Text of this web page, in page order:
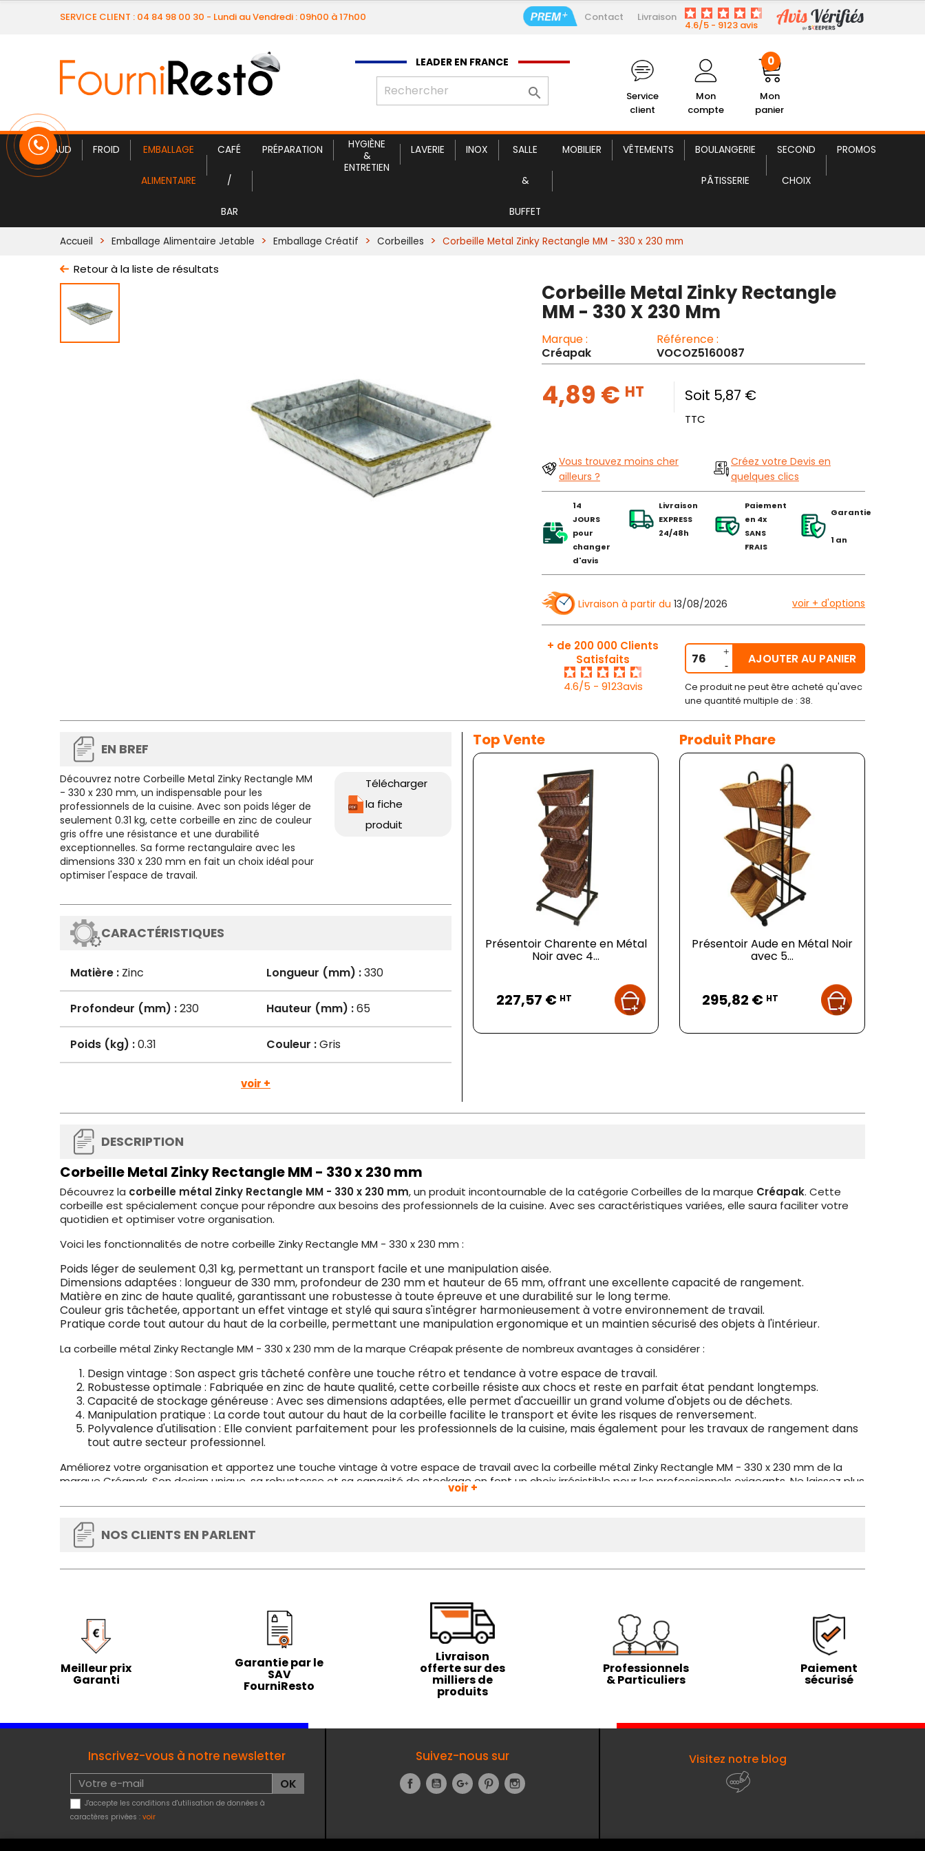
SERVICE CLIENT : 04 84 98 00 30 - Lundi au Vendredi : 09h00 à 17h00 Contact Livraison
4.6/5 - 9123 avis
LEADER EN FRANCE

Service
client
Mon
compte
Mon
panier
0
CHAUD FROID EMBALLAGE
ALIMENTAIRE
CAFÉ
/
BAR
PRÉPARATION
HYGIÈNE
&
ENTRETIEN
LAVERIE INOX SALLE
&
BUFFET
MOBILIER VÊTEMENTS BOULANGERIE
PÂTISSERIE
SECOND
CHOIX
PROMOS
Corbeille Metal Zinky Rectangle MM 4,89 € HT
Accueil Emballage Alimentaire Jetable Emballage Créatif Corbeilles Corbeille Metal Zinky Rectangle MM - 330 x 230 mm
Retour à la liste de résultats
Corbeille Metal Zinky Rectangle
MM - 330 X 230 Mm
Marque :
Créapak
Référence :
VOCOZ5160087
4,89 € HT Soit 5,87 €
TTC
Vous trouvez moins cher
ailleurs ?
Créez votre Devis en
quelques clics
14
JOURS
pour
changer
d'avis
Livraison
EXPRESS
24/48h
Paiement
en 4x
SANS
FRAIS
Garantie
1 an
Livraison à partir du 13/08/2026 voir + d'options
+ de 200 000 Clients
Satisfaits
4.6/5 - 9123avis
AJOUTER AU PANIER
Ce produit ne peut être acheté qu'avec
une quantité multiple de : 38.
EN BREF
Découvrez notre Corbeille Metal Zinky Rectangle MM
- 330 x 230 mm, un indispensable pour les
professionnels de la cuisine. Avec son poids léger de
seulement 0.31 kg, cette corbeille en zinc de couleur
gris offre une résistance et une durabilité
exceptionnelles. Sa forme rectangulaire avec les
dimensions 330 x 230 mm en fait un choix idéal pour
optimiser l'espace de travail.
Télécharger
la fiche
produit
CARACTÉRISTIQUES
Matière : Zinc Longueur (mm) :330
Profondeur (mm) :230 Hauteur (mm) :65
Poids (kg) :0.31 Couleur :Gris
voir +
Top Vente
Présentoir Charente en Métal
Noir avec 4...
227,57 € HT
Produit Phare
Présentoir Aude en Métal Noir
avec 5...
295,82 € HT
DESCRIPTION
Corbeille Metal Zinky Rectangle MM - 330 x 230 mm
Découvrez la corbeille métal Zinky Rectangle MM - 330 x 230 mm, un produit incontournable de la catégorie Corbeilles de la marque Créapak. Cette
corbeille est spécialement conçue pour répondre aux besoins des professionnels de la cuisine. Avec ses caractéristiques variées, elle saura faciliter votre
quotidien et optimiser votre organisation.
Voici les fonctionnalités de notre corbeille Zinky Rectangle MM - 330 x 230 mm :
Poids léger de seulement 0,31 kg, permettant un transport facile et une manipulation aisée.
Dimensions adaptées : longueur de 330 mm, profondeur de 230 mm et hauteur de 65 mm, offrant une excellente capacité de rangement.
Matière en zinc de haute qualité, garantissant une robustesse à toute épreuve et une durabilité sur le long terme.
Couleur gris tâchetée, apportant un effet vintage et stylé qui saura s'intégrer harmonieusement à votre environnement de travail.
Pratique corde tout autour du haut de la corbeille, permettant une manipulation ergonomique et un maintien sécurisé des objets à l'intérieur.
La corbeille métal Zinky Rectangle MM - 330 x 230 mm de la marque Créapak présente de nombreux avantages à considérer :
Design vintage : Son aspect gris tâcheté confère une touche rétro et tendance à votre espace de travail.
Robustesse optimale : Fabriquée en zinc de haute qualité, cette corbeille résiste aux chocs et reste en parfait état pendant longtemps.
Capacité de stockage généreuse : Avec ses dimensions adaptées, elle permet d'accueillir un grand volume d'objets ou de déchets.
Manipulation pratique : La corde tout autour du haut de la corbeille facilite le transport et évite les risques de renversement.
Polyvalence d'utilisation : Elle convient parfaitement pour les professionnels de la cuisine, mais également pour les travaux de rangement dans
tout autre secteur professionnel.
Améliorez votre organisation et apportez une touche vintage à votre espace de travail avec la corbeille métal Zinky Rectangle MM - 330 x 230 mm de la
marque Créapak. Son design unique, sa robustesse et sa capacité de stockage en font un choix irrésistible pour les professionnels exigeants. Ne laissez plus
rien trainer et optez pour cette corbeille pratique et esthétique dès maintenant !
voir +
NOS CLIENTS EN PARLENT
Meilleur prix
Garanti
Garantie par le
SAV
FourniResto
Livraison
offerte sur des
milliers de
produits
Professionnels
& Particuliers
Paiement
sécurisé
Inscrivez-vous à notre newsletter
J'accepte les conditions d'utilisation de données à
caractères privées : voir
Suivez-nous sur
Facebook
YouTubeGoogle+PinterestInstagram
Visitez notre blog